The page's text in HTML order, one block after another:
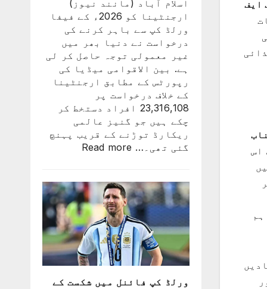
ایف
اس
اسلام آباد (مانند نیوز)
ارجنٹینا کو 2026ء کے فیفا
ورلڈ کپ سے باہر کرنے کی
درخواست نے دنیا بھر میں
غیر معمولی توجہ حاصل کر لی
ہے. بین الاقوامی میڈیا کی
رپورٹس کے مطابق ارجنٹینا
کے خلاف درخواست پر
23,316,108 افراد دستخط کر
چکے ہیں جو گنیز عالمی
ریکارڈ توڑنے کے قریب پہنچ
گئی تھی۔… Read more
فیفا
ورلڈ
کپ
سے
باہر
نکالنے
کی
درخواست
ورلڈ کپ فائنل میں شکست کے